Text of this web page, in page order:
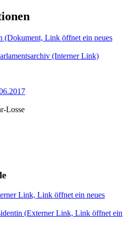
(Dokument, Link öffnet ein neues
(Interner Link)
Losse
Link, Link öffnet ein neues
(Externer Link, Link öffnet ein